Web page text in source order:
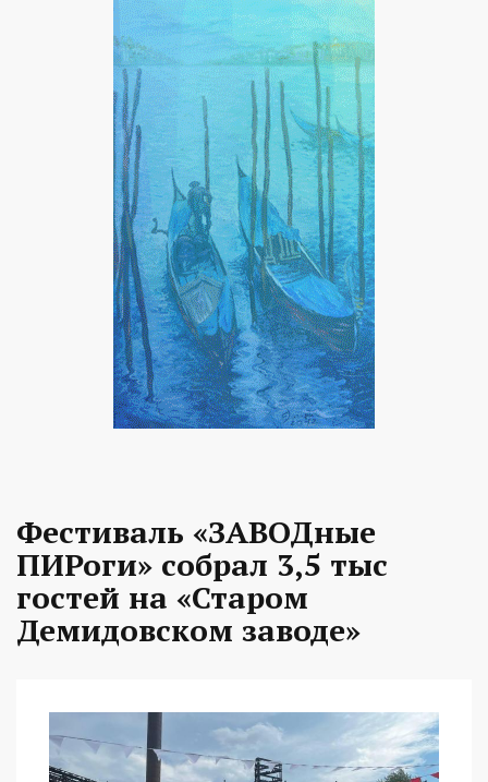
Фестиваль «ЗАВОДные
ПИРоги» собрал 3,5 тыс
гостей на «Старом
Демидовском заводе»